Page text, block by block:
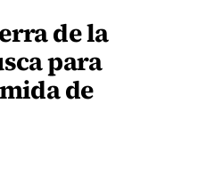
de la
para
de